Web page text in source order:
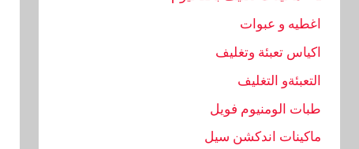
اغطيه و عبوات
اكياس تعبئة وتغليف
التعبئةو التغليف
طبات الومنيوم فويل
ماكينات اندكشن سيل